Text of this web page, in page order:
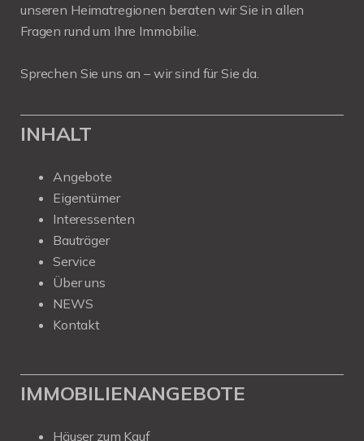
unseren Heimatregionen beraten wir Sie in allen
Fragen rund um Ihre Immobilie.
Sprechen Sie uns an – wir sind für Sie da.
INHALT
Angebote
Eigentümer
Interessenten
Bauträger
Service
Über uns
NEWS
Kontakt
IMMOBILIENANGEBOTE
Häuser zum Kauf